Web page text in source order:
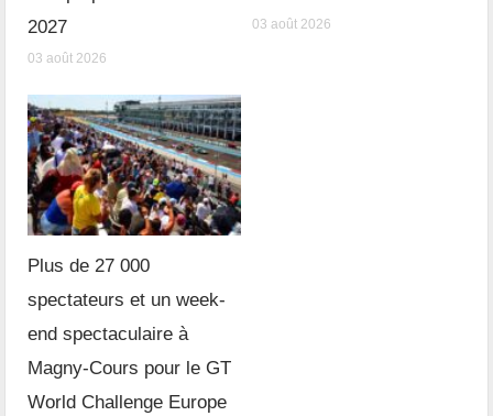
2027
03 août 2026
03 août 2026
Plus de 27 000
spectateurs et un week-
end spectaculaire à
Magny-Cours pour le GT
World Challenge Europe